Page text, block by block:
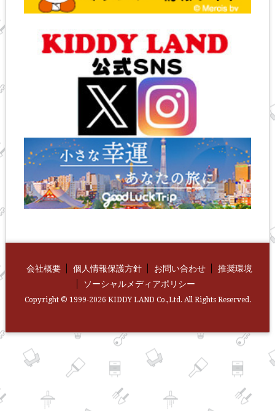
会社概要 個人情報保護方針 お問い合わせ
推奨環境
ソーシャルメディアポリシー
Copyright © 1999-2026 KIDDY LAND Co.,Ltd. All Rights Reserved.